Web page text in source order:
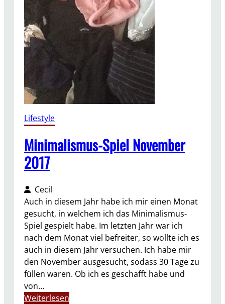
n
e
T
a
g
7
Lifestyle
Minimalismus-Spiel November
2017
Cecil
Auch in diesem Jahr habe ich mir einen Monat
gesucht, in welchem ich das Minimalismus-
Spiel gespielt habe. Im letzten Jahr war ich
nach dem Monat viel befreiter, so wollte ich es
auch in diesem Jahr versuchen. Ich habe mir
den November ausgesucht, sodass 30 Tage zu
füllen waren. Ob ich es geschafft habe und
von…
Weiterlesen